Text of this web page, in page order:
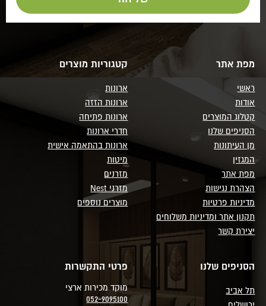
מפת אתר
ראשי
אודות
קטלוג המוצרים
הסניפים שלנו
מן העיתונות
המגזין
מפת אתר
הצהרת נגישות
מדיניות פרטיות
תקנון אתר ומדיניות משלוחים
יצירת קשר
קטגוריות מוצרים
ארונות
ארונות הזזה
ארונות פתיחה
חדרי ארונות
ארונות בהתאמה אישית
מיטות
מזרנים
מזרני Nest
מוצרים נוספים
הסניפים שלנו
תל אביב
פרטי התקשרות
מוקד מכירות ארצי
052-9095100